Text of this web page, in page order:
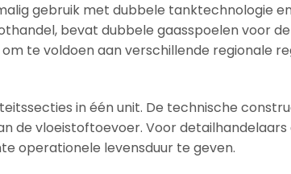
gebruik met dubbele tanktechnologie
bevat dubbele gaasspoelen voor
te voldoen aan verschillende regionale
in één unit. De technische
de vloeistoftoevoer. Voor detailhandelaars
operationele levensduur te geven.